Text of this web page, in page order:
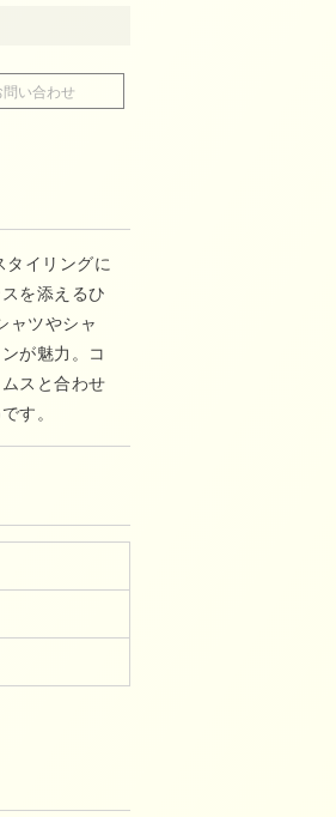
い合わせ
タイリングに
を添えるひ
ャツやシャ
が魅力。コ
スと合わせ
す。